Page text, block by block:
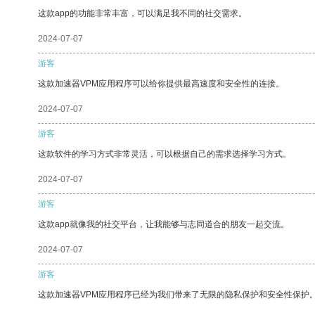
这款app的功能非常丰富，可以满足我不同的社交需求。
2024-07-07
游客
这款加速器VPM应用程序可以给你提供最高速度和安全性的连接。
2024-07-07
游客
这款软件的学习方式非常灵活，可以根据自己的需求选择学习方式。
2024-07-07
游客
这款app就像我的社交平台，让我能够与志同道合的朋友一起交流。
2024-07-07
游客
这款加速器VPM应用程序已经为我们带来了无限的隐私保护和安全性保护